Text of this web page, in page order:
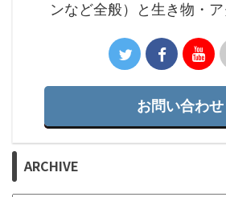
ンなど全般）と生き物・ア
お問い合わせ
ARCHIVE